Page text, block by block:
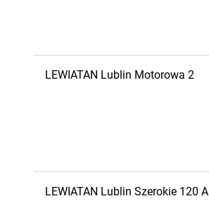
LEWIATAN Lublin Motorowa 2
LEWIATAN Lublin Szerokie 120 A